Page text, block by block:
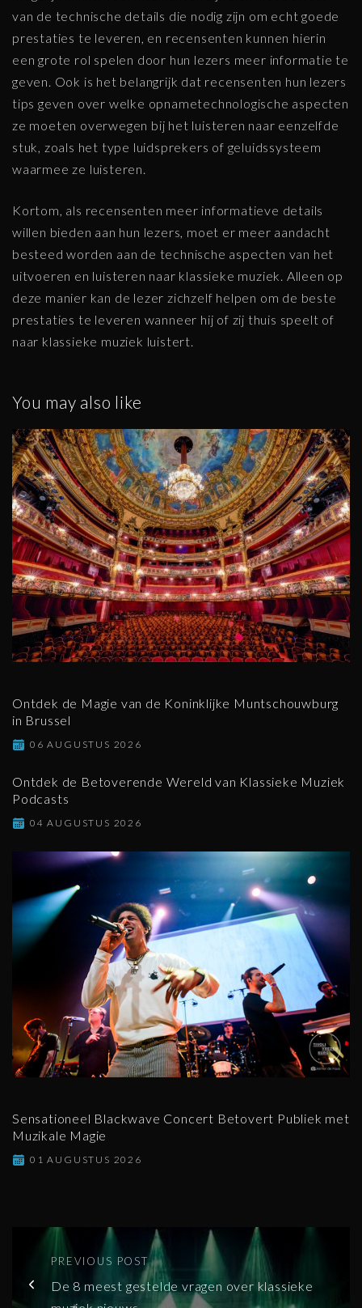
van de technische details die nodig zijn om echt goede
prestaties te leveren, en recensenten kunnen hierin
een grote rol spelen door hun lezers meer informatie te
geven. Ook is het belangrijk dat recensenten hun lezers
tips geven over welke opnametechnologische aspecten
ze moeten overwegen bij het luisteren naar eenzelfde
stuk, zoals het type luidsprekers of geluidssysteem
waarmee ze luisteren.
Kortom, als recensenten meer informatieve details
willen bieden aan hun lezers, moet er meer aandacht
besteed worden aan de technische aspecten van het
uitvoeren en luisteren naar klassieke muziek. Alleen op
deze manier kan de lezer zichzelf helpen om de beste
prestaties te leveren wanneer hij of zij thuis speelt of
naar klassieke muziek luistert.
You may also like
Ontdek de Magie van de Koninklijke Muntschouwburg
in Brussel
06 AUGUSTUS 2026
Ontdek de Betoverende Wereld van Klassieke Muziek
Podcasts
04 AUGUSTUS 2026
Sensationeel Blackwave Concert Betovert Publiek met
Muzikale Magie
01 AUGUSTUS 2026
PREVIOUS POST
De 8 meest gestelde vragen over klassieke